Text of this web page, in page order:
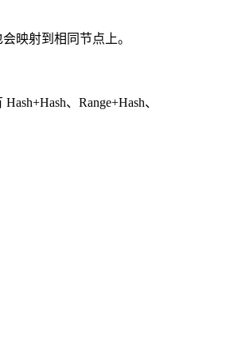
映射到相同节点上。
、Range+Hash、